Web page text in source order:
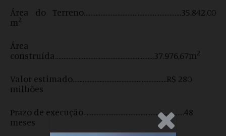
.Anúncio
Área do Terreno………………………………………………….35.842,00
m2
Área
construída…………………………………………………..37.976,67m2
Valor estimado………………………………………………..R$ 280
milhões
Prazo de execução……………………………………………………48
meses